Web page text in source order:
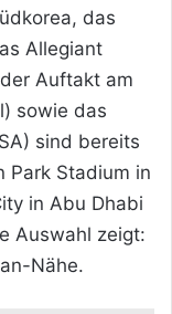
das
Allegiant
Auftakt am
sowie das
sind bereits
Park Stadium in
in Abu Dhabi
Auswahl zeigt:
Nähe.